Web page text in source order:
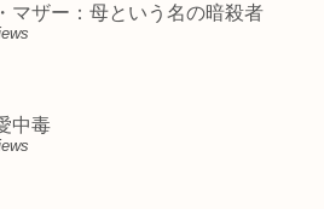
マザー：母という名の暗殺者
中毒